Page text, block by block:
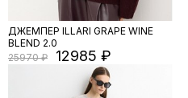
ДЖЕМПЕР ILLARI GRAPE WINE
BLEND 2.0
25970
12985